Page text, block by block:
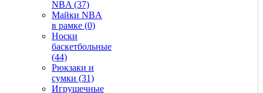
NBA (37)
Майки NBA
в рамке (0)
Носки
баскетбольные
(44)
Рюкзаки и
сумки (31)
Игрушечные